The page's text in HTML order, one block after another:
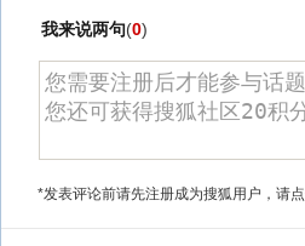
我来说两句(0)
*发表评论前请先注册成为搜狐用户，请